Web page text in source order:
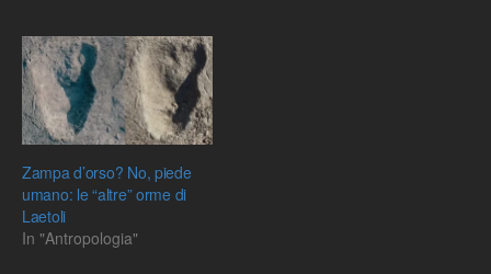
Zampa d’orso? No, piede
umano: le “altre” orme di
Laetoli
In "Antropologia"